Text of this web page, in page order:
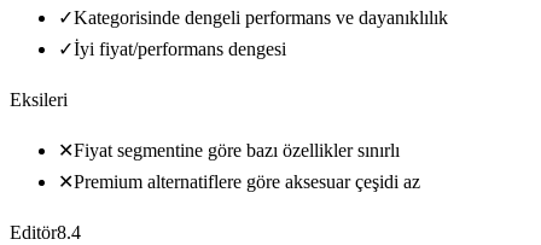
✓Kategorisinde dengeli performans ve dayanıklılık
✓İyi fiyat/performans dengesi
Eksileri
✕Fiyat segmentine göre bazı özellikler sınırlı
✕Premium alternatiflere göre aksesuar çeşidi az
Editör8.4